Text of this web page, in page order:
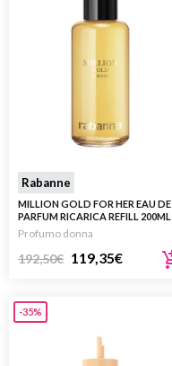
Rabanne
MILLION GOLD FOR HER EAU DE
PARFUM RICARICA REFILL 200ML
Profumo donna
192,50€ 119,35€
-35%